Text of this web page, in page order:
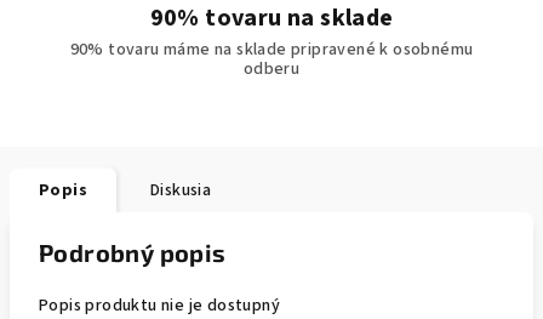
90% tovaru na sklade
90% tovaru máme na sklade pripravené k osobnému
odberu
Popis Diskusia
Podrobný popis
Popis produktu nie je dostupný